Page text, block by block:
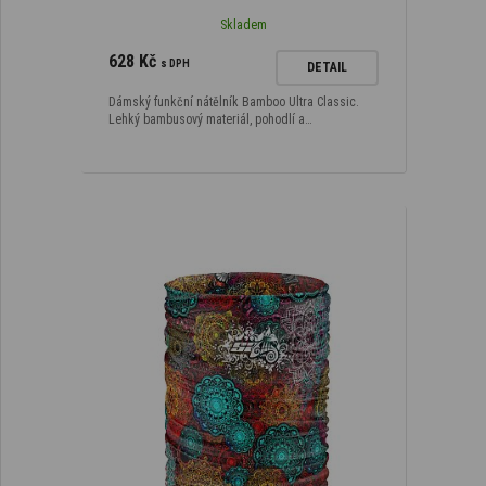
Skladem
628 Kč s DPH DETAIL
Dámský funkční nátělník Bamboo Ultra Classic.
Lehký bambusový materiál, pohodlí a…